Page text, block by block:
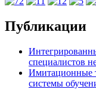
Публикации
специалистов
Имитационные
системы